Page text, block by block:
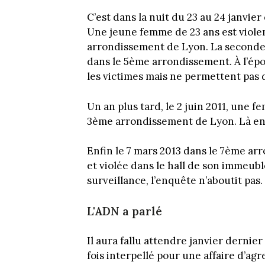
C’est dans la nuit du 23 au 24
Une jeune femme de 23 ans est
arrondissement de Lyon. La
dans le 5ème arrondissement. À
les victimes mais ne permettent pas
Un an plus tard, le 2 juin 2011, une
3ème arrondissement de Lyon. Là
Enfin le 7 mars 2013 dans le 7ème
et violée dans le hall de son
surveillance, l’enquête n’aboutit pas.
L'ADN a parlé
Il aura fallu attendre janvier dernier
fois interpellé pour une affaire